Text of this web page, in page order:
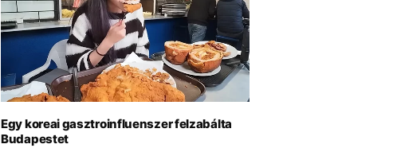
Egy koreai gasztroinfluenszer felzabálta
Budapestet